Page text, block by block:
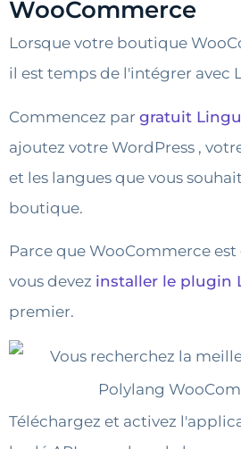
WooCommerce
Lorsque votre boutique
il est temps de l'intégrer avec
Commencez par gratuit
ajoutez votre WordPress ,
et les langues que vous
boutique.
Parce que WooCommerce est
vous devez installer le plugin
premier.
Téléchargez et activez